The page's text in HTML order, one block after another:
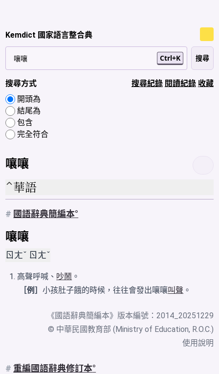
Kemdict 國家語言整合典
Ctrl+K
搜尋方式
開頭為
結尾為
包含
完全符合
搜尋紀錄 閱讀紀錄 收藏
嚷嚷
華語
# 國語辭典簡編本
嚷嚷
ㄖㄤˇ ㄖㄤˇ
高聲呼喊、 吵鬧 。
［例］小孩肚子餓的時候，往往會發出嚷嚷叫聲 。
《國語辭典簡編本》版本編號：2014_20251229
© 中華民國教育部 (Ministry of Education, R.O.C.)
使用說明
# 重編國語辭典修訂本